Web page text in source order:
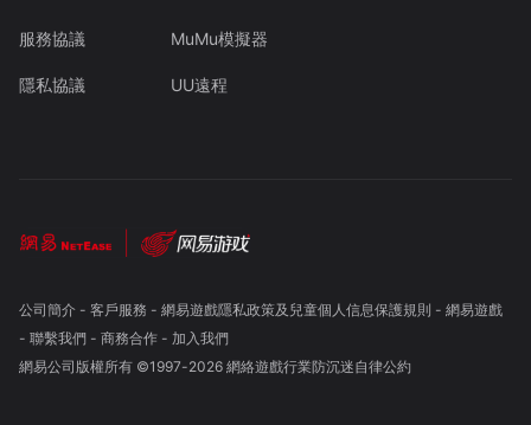
服務協議
隱私協議
MuMu模擬器
UU遠程
公司簡介- 客戶服務 - 網易遊戲隱私政策及兒童個人信息保護規則 - 網易遊戲
- 聯繫我們- 商務合作- 加入我們
網易公司版權所有 ©1997-2026 網絡遊戲行業防沉迷自律公約